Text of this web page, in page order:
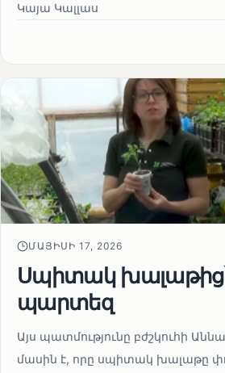
Կայա Կալլաս
ՄԱՅԻՍԻ 17, 2026
Սպիտակ
պարտեզ
Այս պատմությունը բժշկուհի
մասին է, որը սպիտակ խալաթը